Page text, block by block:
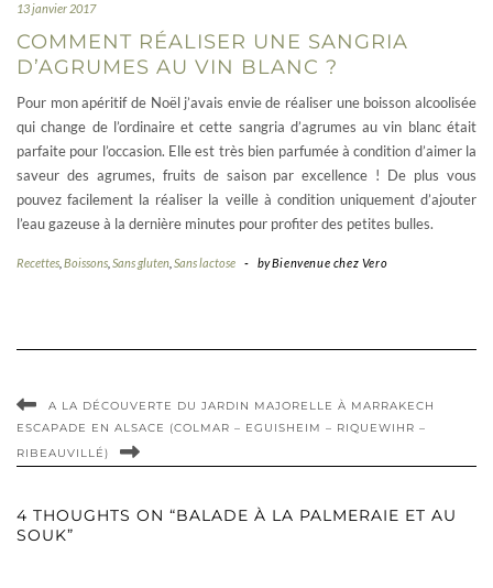
13 janvier 2017
COMMENT RÉALISER UNE SANGRIA
D’AGRUMES AU VIN BLANC ?
Pour mon apéritif de Noël j’avais envie de réaliser une boisson alcoolisée
qui change de l’ordinaire et cette sangria d’agrumes au vin blanc était
parfaite pour l’occasion. Elle est très bien parfumée à condition d’aimer la
saveur des agrumes, fruits de saison par excellence ! De plus vous
pouvez facilement la réaliser la veille à condition uniquement d’ajouter
l’eau gazeuse à la dernière minutes pour profiter des petites bulles.
Recettes Boissons Sans gluten Sans lactose - byBienvenue chez Vero
A LA DÉCOUVERTE DU JARDIN MAJORELLE À MARRAKECH
ESCAPADE EN ALSACE (COLMAR – EGUISHEIM – RIQUEWIHR –
RIBEAUVILLÉ)
4 THOUGHTS ON “BALADE À LA PALMERAIE ET AU
SOUK”